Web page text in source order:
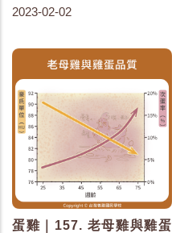
2023-02-02
蛋雞｜157. 老母雞與雞蛋